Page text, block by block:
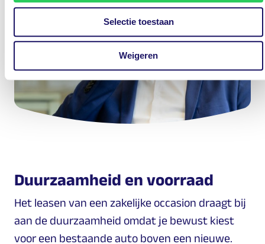
Selectie toestaan
Weigeren
Duurzaamheid en voorraad
Het leasen van een zakelijke occasion draagt bij
aan de duurzaamheid omdat je bewust kiest
voor een bestaande auto boven een nieuwe.